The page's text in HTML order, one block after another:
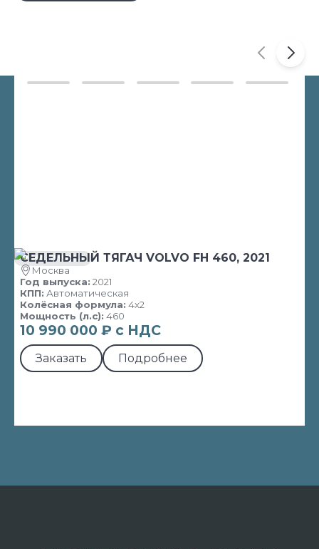
В НАЛИЧИИ
СЕДЕЛЬНЫЙ ТЯГАЧ VOLVO FH 460, 2021
Москва
Год выпуска: 2021
КПП: Автоматическая
Колёсная формула: 4х2
Мощность (л.с): 460
10 990 000 ₽ с НДС
Заказать Подробнее